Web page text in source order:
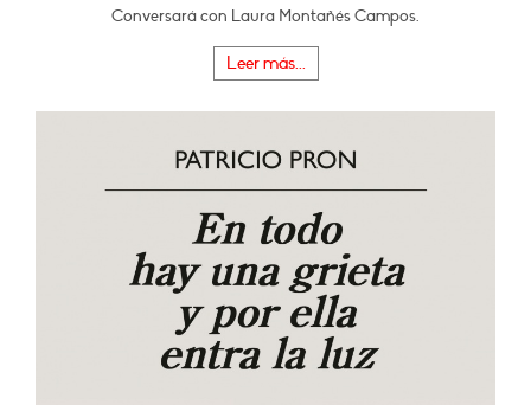
Conversará con Laura Montañés Campos.
Leer más...